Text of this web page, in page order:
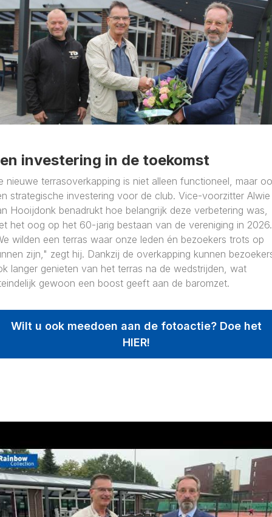
investering in de toekomst
nieuwe terrasoverkapping is niet alleen functioneel, maar
strategische investering voor de club. Vice-voorzitter Alwie
Hooijdonk benadrukt hoe belangrijk deze verbetering was,
het oog op het 60-jarig bestaan van de vereniging in 2026.
wilden een terras waar onze leden én bezoekers trots op
zijn," zegt hij. Dankzij de overkapping kunnen
langer genieten van het terras na de wedstrijden, wat
gewoon een boost geeft aan de baromzet.
Wilt u ook meedoen aan de fotoactie? Doe het
HIER!